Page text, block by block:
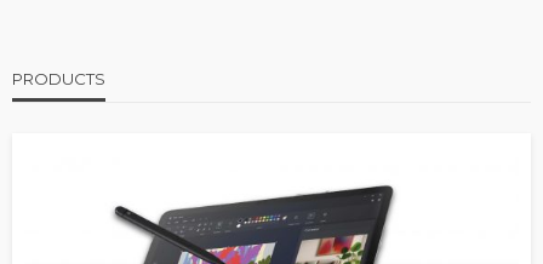
PRODUCTS